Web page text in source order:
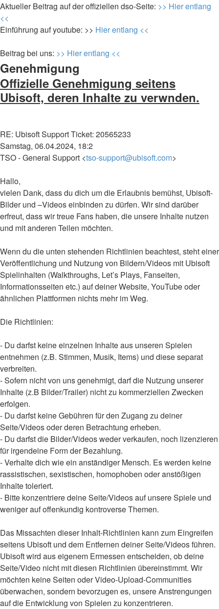
Aktueller Beitrag auf der offiziellen dso-Seite: >> Hier entlang
<<
Einführung auf youtube: >> Hier entlang <<
Beitrag bei uns: >> Hier entlang <<
Genehmigung
Offizielle Genehmigung seitens
Ubisoft, deren Inhalte zu verwnden.
RE: Ubisoft Support Ticket: 20565233
Samstag, 06.04.2024, 18:2
TSO - General Support <tso-support@ubisoft.com>
Hallo,
vielen Dank, dass du dich um die Erlaubnis bemühst, Ubisoft-
Bilder und –Videos einbinden zu dürfen. Wir sind darüber
erfreut, dass wir treue Fans haben, die unsere Inhalte nutzen
und mit anderen Teilen möchten.
Wenn du die unten stehenden Richtlinien beachtest, steht einer
Veröffentlichung und Nutzung von Bildern/Videos mit Ubisoft
Spielinhalten (Walkthroughs, Let’s Plays, Fanseiten,
Informationsseiten etc.) auf deiner Website, YouTube oder
ähnlichen Plattformen nichts mehr im Weg.
Die Richtlinien:
- Du darfst keine einzelnen Inhalte aus unseren Spielen
entnehmen (z.B. Stimmen, Musik, Items) und diese separat
verbreiten.
- Sofern nicht von uns genehmigt, darf die Nutzung unserer
Inhalte (z.B Bilder/Trailer) nicht zu kommerziellen Zwecken
erfolgen.
- Du darfst keine Gebühren für den Zugang zu deiner
Seite/Videos oder deren Betrachtung erheben.
- Du darfst die Bilder/Videos weder verkaufen, noch lizenzieren
für irgendeine Form der Bezahlung.
- Verhalte dich wie ein anständiger Mensch. Es werden keine
rassistischen, sexistischen, homophoben oder anstößigen
Inhalte toleriert.
- Bitte konzentriere deine Seite/Videos auf unsere Spiele und
weniger auf offenkundig kontroverse Themen.
Das Missachten dieser Inhalt-Richtlinien kann zum Eingreifen
seitens Ubisoft und dem Entfernen deiner Seite/Videos führen.
Ubisoft wird aus eigenem Ermessen entscheiden, ob deine
Seite/Video nicht mit diesen Richtlinien übereinstimmt. Wir
möchten keine Seiten oder Video-Upload-Communities
überwachen, sondern bevorzugen es, unsere Anstrengungen
auf die Entwicklung von Spielen zu konzentrieren.